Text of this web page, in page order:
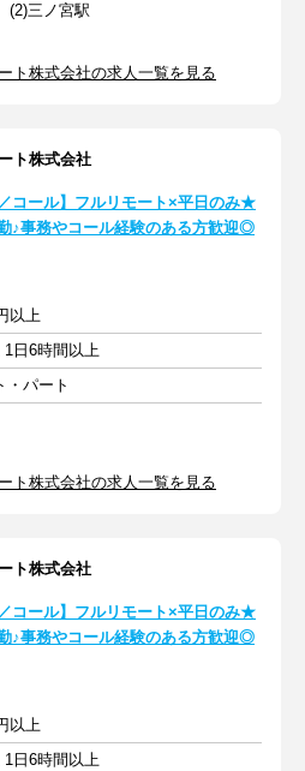
三ノ宮駅
ト株式会社の求人一覧を見る
ト株式会社
／コール】フルリモート×平日のみ★
♪事務やコール経験のある方歓迎◎
以上
1日6時間以上
・パート
ト株式会社の求人一覧を見る
ト株式会社
／コール】フルリモート×平日のみ★
♪事務やコール経験のある方歓迎◎
以上
1日6時間以上